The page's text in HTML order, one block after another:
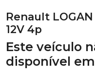
Renault
12V 4p
Este veículo
disponível